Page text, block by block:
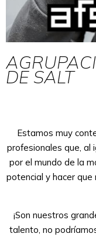
DE SALT
Estamos muy
profesionales que, al
por el mundo de la
potencial y hacer
¡Son nuestros
talento, no